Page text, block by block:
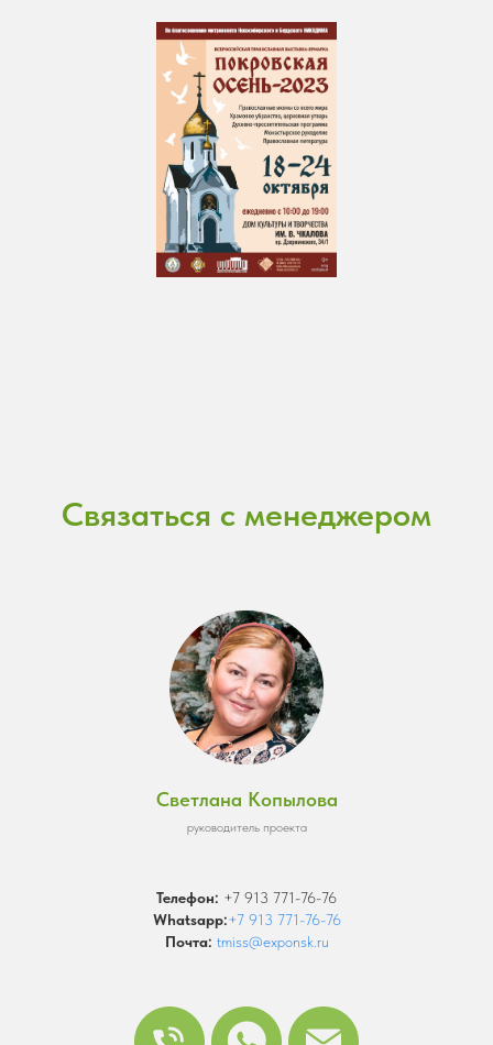
Связаться с менеджером
Светлана Копылова
руководитель проекта
Телефон: +7 913 771-76-76
Whatsapp:+7 913 771-76-76
Почта: tmiss@exponsk.ru